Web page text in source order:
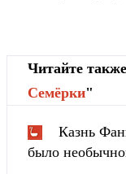
Читайте
Cемёрки"
Казнь
было